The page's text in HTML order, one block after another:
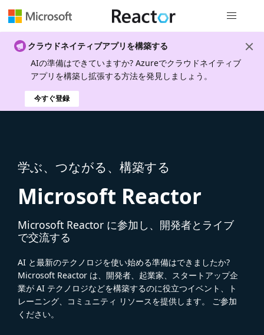
クラウドネイティブアプリを構築する
AIの準備はできていますか? Azureでクラウドネイティブ
アプリを構築し拡張する方法を発見しましょう。
今すぐ登録
学ぶ、つながる、構築する
Microsoft Reactor
Microsoft Reactor に参加し、開発者とライブ
で交流する
AI と最新のテクノロジを使い始める準備はできましたか?
Microsoft Reactor は、開発者、起業家、スタートアップ企
業が AI テクノロジなどを構築するのに役立つイベント、ト
レーニング、コミュニティ リソースを提供します。 ご参加
ください。